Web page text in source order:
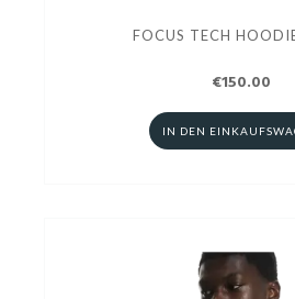
FOCUS TECH
€150.00
IN DEN